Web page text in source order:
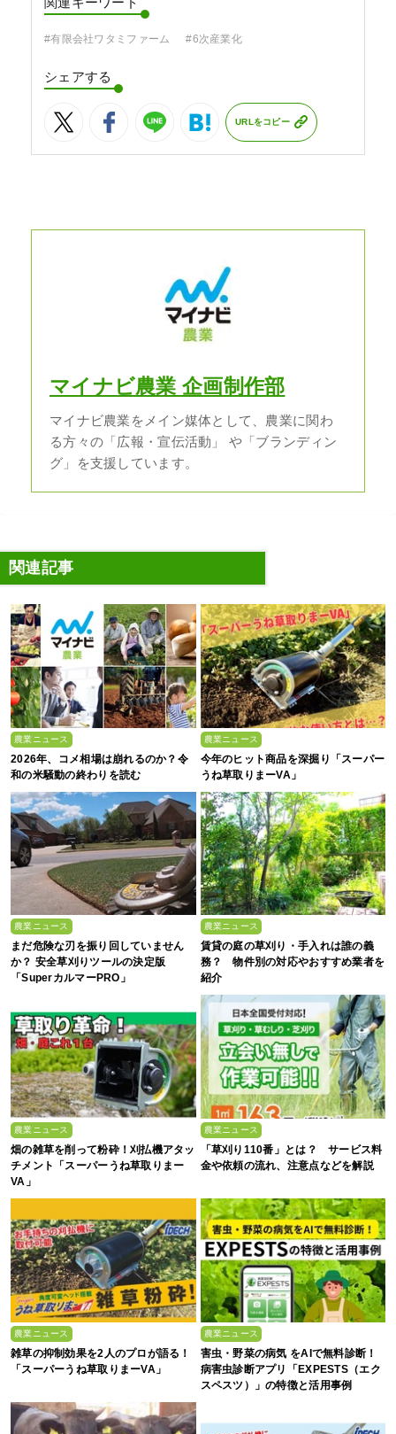
#有限会社ワタミファーム #6次産業化
シェアする
URLをコピー
マイナビ農業 企画制作部
マイナビ農業をメイン媒体として、農業に関わ
る方々の「広報・宣伝活動」 や「ブランディン
グ」を支援しています。
関連記事
農業ニュース
2026年、コメ相場は崩れるのか？令
和の米騒動の終わりを読む
農業ニュース
今年のヒット商品を深掘り「スーパー
うね草取りまーVA」
農業ニュース
まだ危険な刃を振り回していません
か？ 安全草刈りツールの決定版
「SuperカルマーPRO」
農業ニュース
賃貸の庭の草刈り・手入れは誰の義
務？ 物件別の対応やおすすめ業者を
紹介
農業ニュース
畑の雑草を削って粉砕！刈払機アタッ
チメント「スーパーうね草取りまー
VA」
農業ニュース
「草刈り110番」とは？ サービス料
金や依頼の流れ、注意点などを解説
農業ニュース
雑草の抑制効果を2人のプロが語る！
「スーパーうね草取りまーVA」
農業ニュース
害虫・野菜の病気 をAIで無料診断！
病害虫診断アプリ「EXPESTS（エク
スペスツ）」の特徴と活用事例